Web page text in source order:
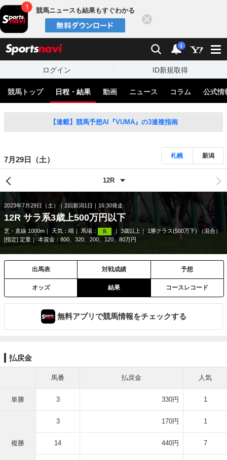
競馬ニュースも結果もすぐわかる
検索 通知
i
ログイン ID新規取得
競馬トップ 日程・結果 動画 ニュース コラム 公式情
【連載】競馬予想AI『VUMA』の3連複指南
7月29日（土） 札幌 新潟
2023年7月29日（土） 2回新潟1日 16:30発走
12R サラ系3歳上500万円以下
芝・直線 1000m 天気： 晴 馬場： 良 3歳以上
1勝クラス(500万下) （混合）
[指定] 定量
本賞金：800、320、200、120、80万円
出馬表 対戦成績 予想
オッズ 結果 コースレコード
無料アプリで競馬情報をチェックする
払戻金
馬番 払戻金 人気
単勝 3 330円 1
複勝
3 170円 1
14 440円 7